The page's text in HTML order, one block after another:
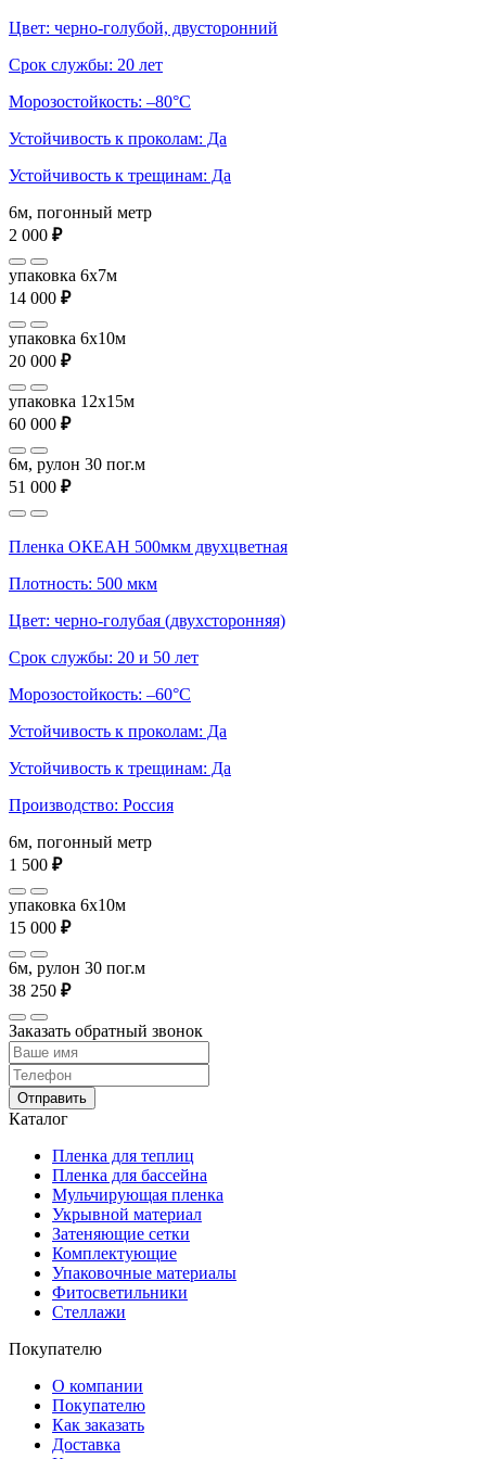
Цвет: черно-голубой, двусторонний
Срок службы: 20 лет
Морозостойкость: –80°С
Устойчивость к проколам: Да
Устойчивость к трещинам: Да
6м, погонный метр
2 000 ₽
упаковка 6x7м
14 000 ₽
упаковка 6x10м
20 000 ₽
упаковка 12x15м
60 000 ₽
6м, рулон 30 пог.м
51 000 ₽
Пленка ОКЕАН 500мкм двухцветная
Плотность: 500 мкм
Цвет: черно-голубая (двухсторонняя)
Срок службы: 20 и 50 лет
Морозостойкость: –60°С
Устойчивость к проколам: Да
Устойчивость к трещинам: Да
Производство: Россия
6м, погонный метр
1 500 ₽
упаковка 6x10м
15 000 ₽
6м, рулон 30 пог.м
38 250 ₽
Заказать обратный звонок
Отправить
Каталог
Пленка для теплиц
Пленка для бассейна
Мульчирующая пленка
Укрывной материал
Затеняющие сетки
Комплектующие
Упаковочные материалы
Фитосветильники
Стеллажи
Покупателю
О компании
Покупателю
Как заказать
Доставка